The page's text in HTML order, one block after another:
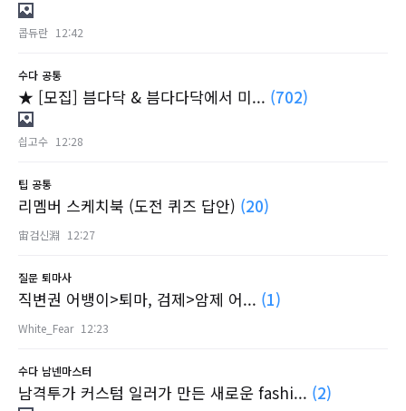
콥듀란 12:42
수다 공통
★ [모집] 븜다닥 & 븜다다닥에서 미... (702)
싑고수 12:28
팁 공통
리멤버 스케치북 (도전 퀴즈 답안) (20)
宙검신淵 12:27
질문 퇴마사
직변권 어뱅이>퇴마, 검제>암제 어... (1)
White_Fear 12:23
수다 남넨마스터
남격투가 커스텀 일러가 만든 새로운 fashi... (2)